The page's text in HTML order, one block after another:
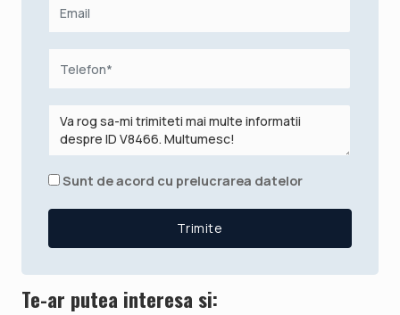
Sunt de acord cu prelucrarea datelor
Te-ar putea interesa si: